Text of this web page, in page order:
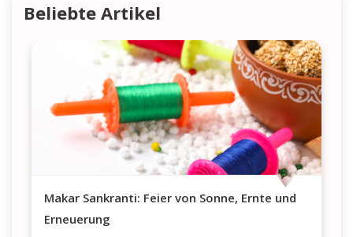
Beliebte Artikel
Makar Sankranti: Feier von Sonne, Ernte und
Erneuerung